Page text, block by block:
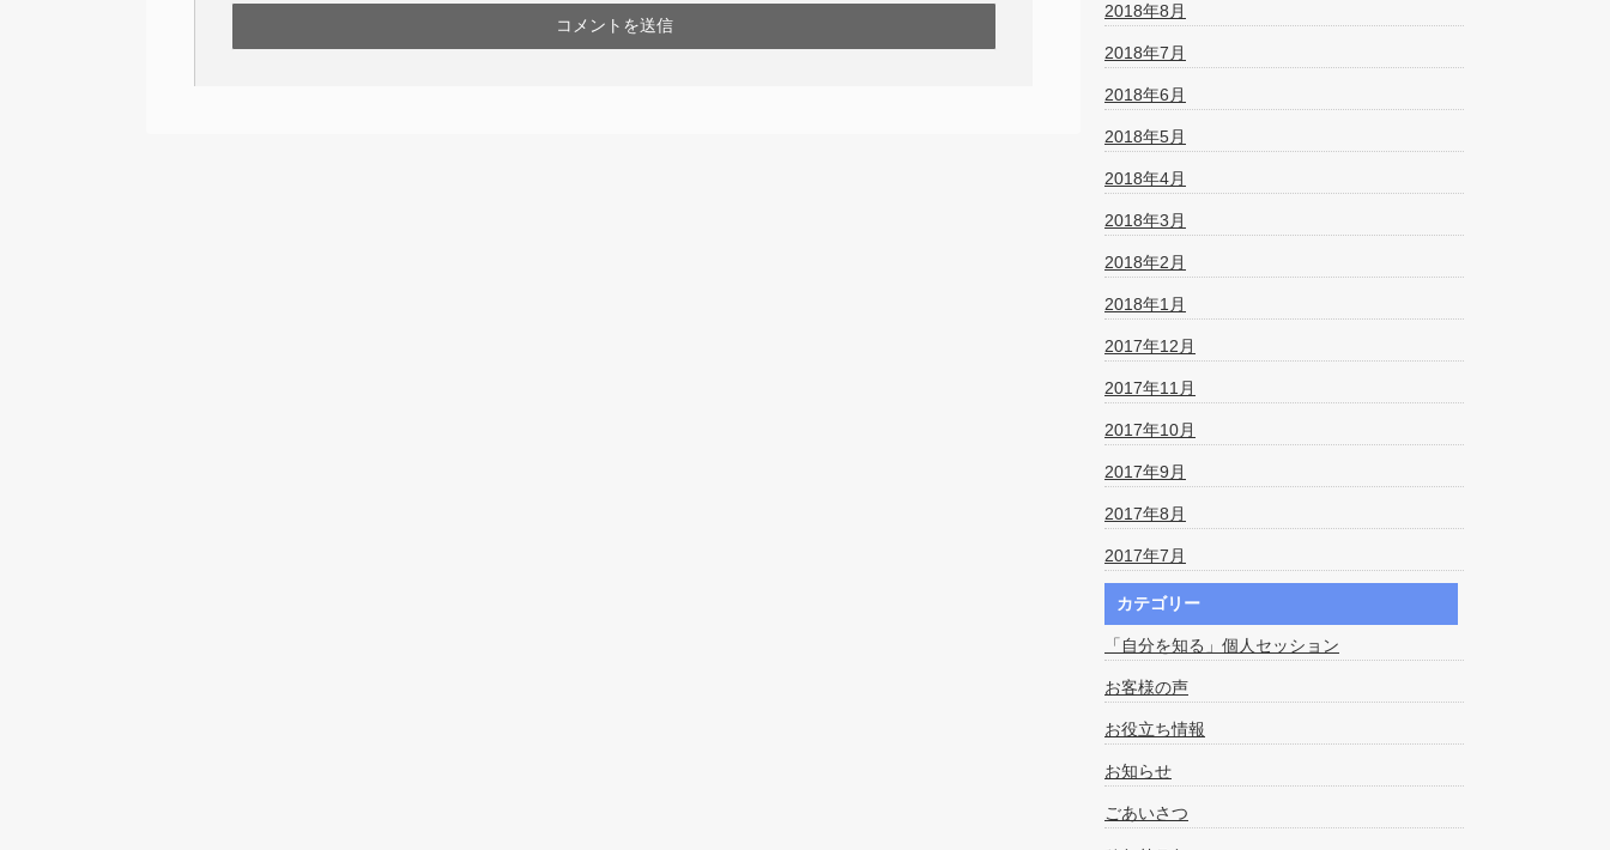
2018年8月
2018年7月
2018年6月
2018年5月
2018年4月
2018年3月
2018年2月
2018年1月
2017年12月
2017年11月
2017年10月
2017年9月
2017年8月
2017年7月
カテゴリー
「自分を知る」個人セッション
お客様の声
お役立ち情報
お知らせ
ごあいさつ